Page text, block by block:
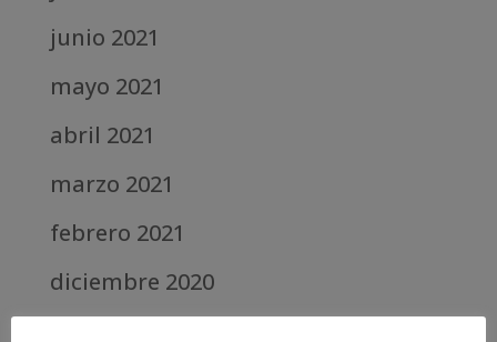
junio 2021
mayo 2021
abril 2021
marzo 2021
febrero 2021
diciembre 2020